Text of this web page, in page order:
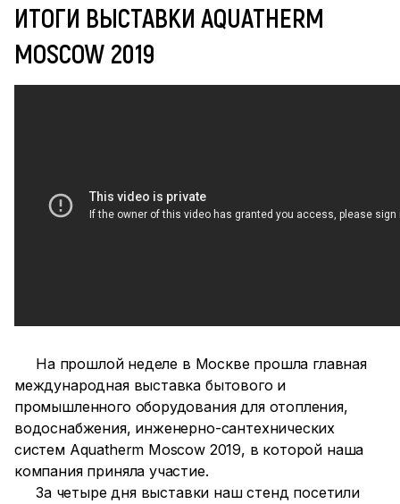
ИТОГИ ВЫСТАВКИ AQUATHERM
MOSCOW 2019
На прошлой неделе в Москве прошла главная
международная выставка бытового и
промышленного оборудования для отопления,
водоснабжения, инженерно-сантехнических
систем Aquatherm Moscow 2019, в которой наша
компания приняла участие.
За четыре дня выставки наш стенд посетили